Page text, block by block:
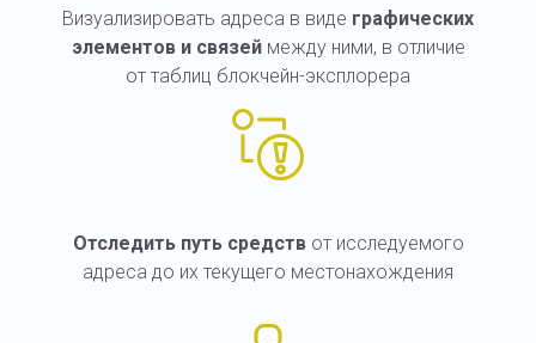
Визуализировать адреса в виде графических
элементов и связеймежду ними, в отличие
от таблиц блокчейн-эксплорера
Отследить путь средств от исследуемого
адреса до их текущего местонахождения